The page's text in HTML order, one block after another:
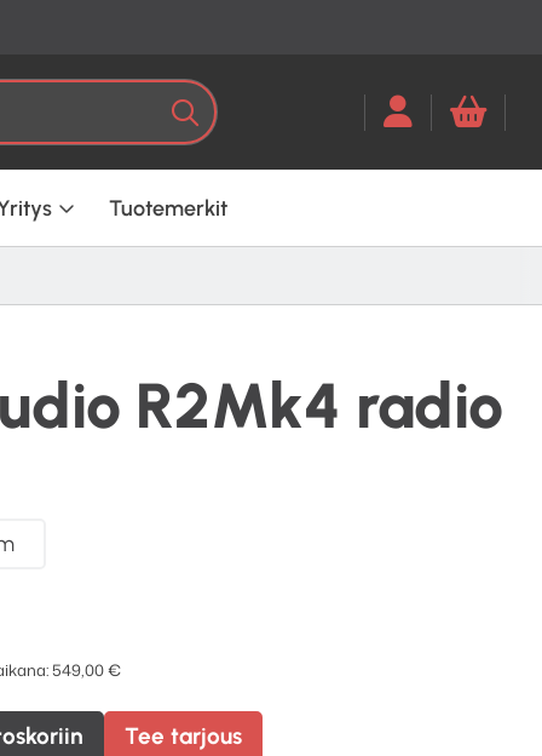
HakuKun tuloksia tulee, voit selata
Tuotemerkit
R2Mk4 radio
549,00€
Tee tarjous